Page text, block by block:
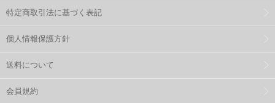
特定商取引法に基づく表記
個人情報保護方針
送料について
会員規約